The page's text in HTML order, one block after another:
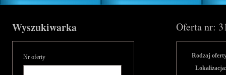
Wyszukiwarka
Nr oferty
Oferta nr:
Rodzaj